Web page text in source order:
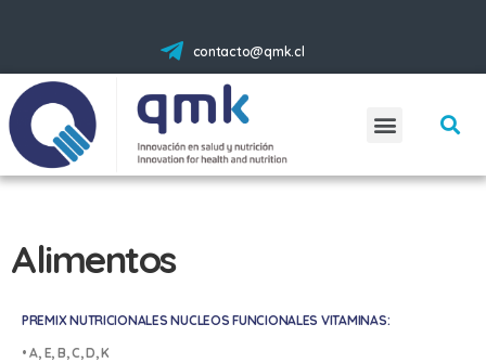
contacto@qmk.cl
Alimentos
PREMIX NUTRICIONALES NUCLEOS FUNCIONALES VITAMINAS:
• A, E, B, C, D, K